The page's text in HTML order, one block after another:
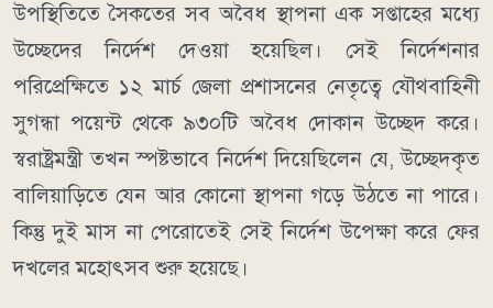
উপস্থিতিতে সৈকতের সব অবৈধ স্থাপনা এক সপ্তাহের মধ্যে
উচ্ছেদের নির্দেশ দেওয়া হয়েছিল। সেই নির্দেশনার
পরিপ্রেক্ষিতে ১২ মার্চ জেলা প্রশাসনের নেতৃত্বে যৌথবাহিনী
সুগন্ধা পয়েন্ট থেকে ৯৩০টি অবৈধ দোকান উচ্ছেদ করে।
স্বরাষ্ট্রমন্ত্রী তখন স্পষ্টভাবে নির্দেশ দিয়েছিলেন যে, উচ্ছেদকৃত
বালিয়াড়িতে যেন আর কোনো স্থাপনা গড়ে উঠতে না পারে।
কিন্তু দুই মাস না পেরোতেই সেই নির্দেশ উপেক্ষা করে ফের
দখলের মহোৎসব শুরু হয়েছে।